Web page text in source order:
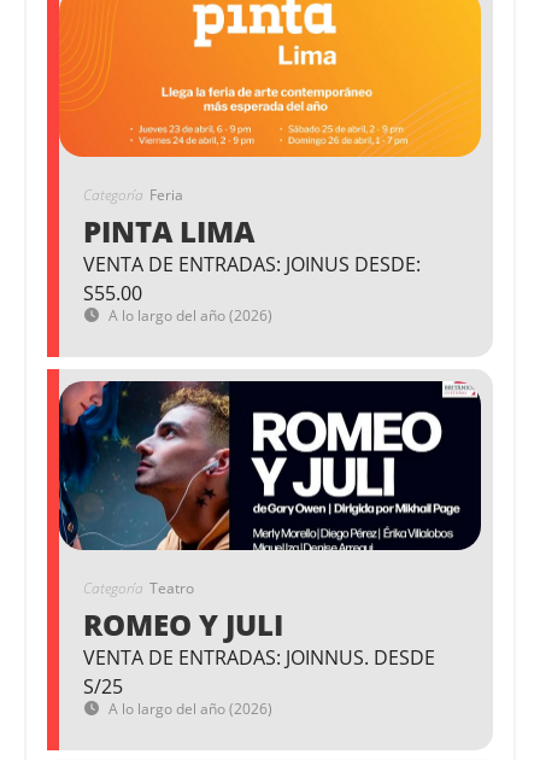
Categoría Feria
PINTA LIMA
VENTA DE ENTRADAS: JOINUS DESDE:
S55.00
A lo largo del año (2026)
Categoría Teatro
ROMEO Y JULI
VENTA DE ENTRADAS: JOINNUS. DESDE
S/25
A lo largo del año (2026)